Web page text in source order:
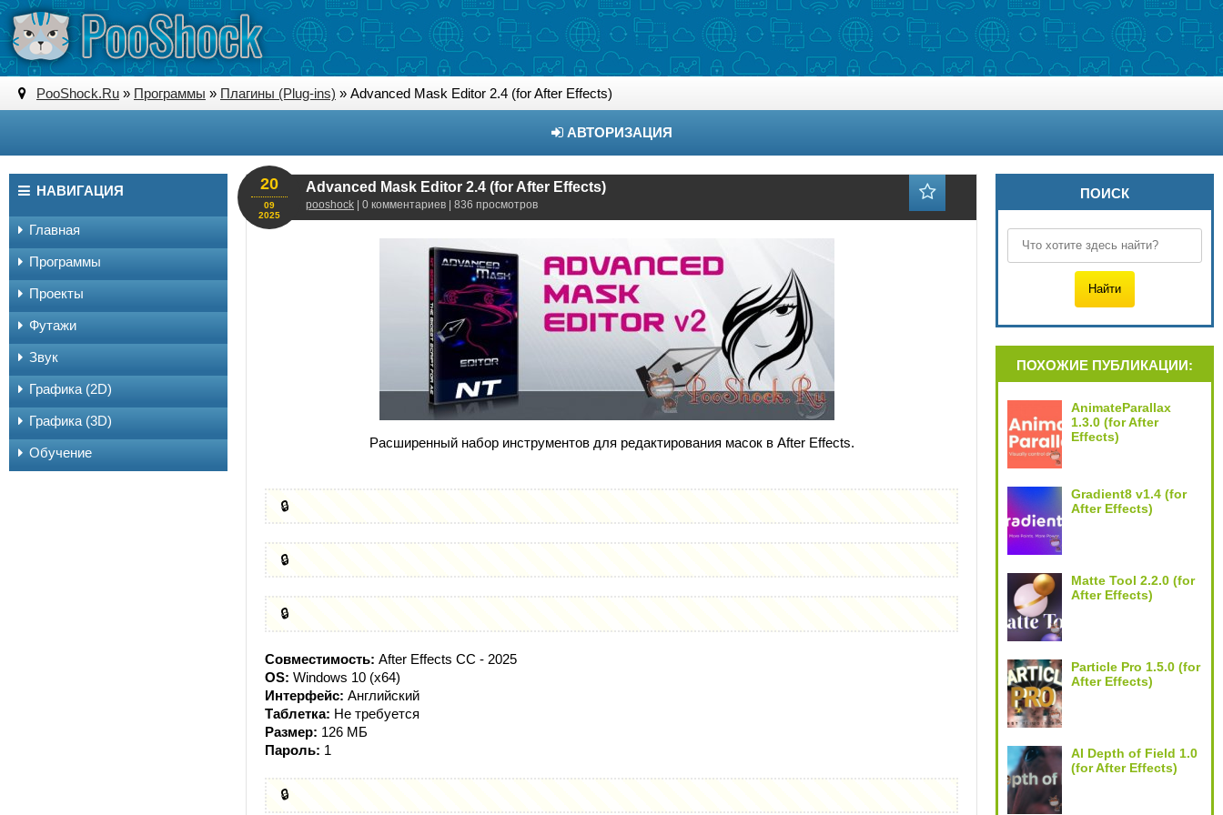
PooShock.Ru » Программы » Плагины (Plug-ins) » Advanced Mask Editor 2.4 (for After Effects)
АВТОРИЗАЦИЯ
Advanced Mask Editor 2.4 (for After Effects)
pooshock | 0 комментариев | 836 просмотров
20
09
2025
Расширенный набор инструментов для редактирования масок в After Effects.
🔒
🔒
🔒
Совместимость: After Effects СС - 2025
OS: Windows 10 (x64)
Интерфейс: Английский
Таблетка: Не требуется
Размер: 126 МБ
Пароль: 1
🔒
НАВИГАЦИЯ
Главная
Программы
Проекты
Футажи
Звук
Графика (2D)
Графика (3D)
Обучение
ПОИСК
ПОХОЖИЕ ПУБЛИКАЦИИ:
AnimateParallax
1.3.0 (for After
Effects)
Gradient8 v1.4 (for
After Effects)
Matte Tool 2.2.0 (for
After Effects)
Particle Pro 1.5.0 (for
After Effects)
AI Depth of Field 1.0
(for After Effects)